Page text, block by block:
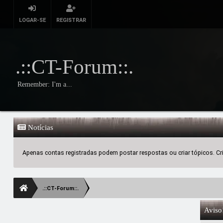
LOGAR-SE REGISTRAR
.::CT-Forum::.
Remember: I'm a...
Notícias
Apenas contas registradas podem postar respostas ou criar tópicos.
.::CT-Forum::.